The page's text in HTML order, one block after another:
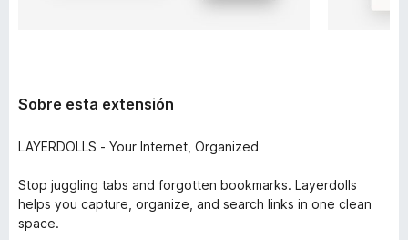
o
Sobre esta extensión
LAYERDOLLS - Your Internet, Organized
Stop juggling tabs and forgotten bookmarks. Layerdolls
helps you capture, organize, and search links in one clean
space.